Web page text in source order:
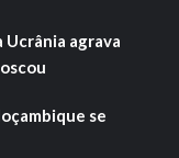
Ucrânia agrava
se